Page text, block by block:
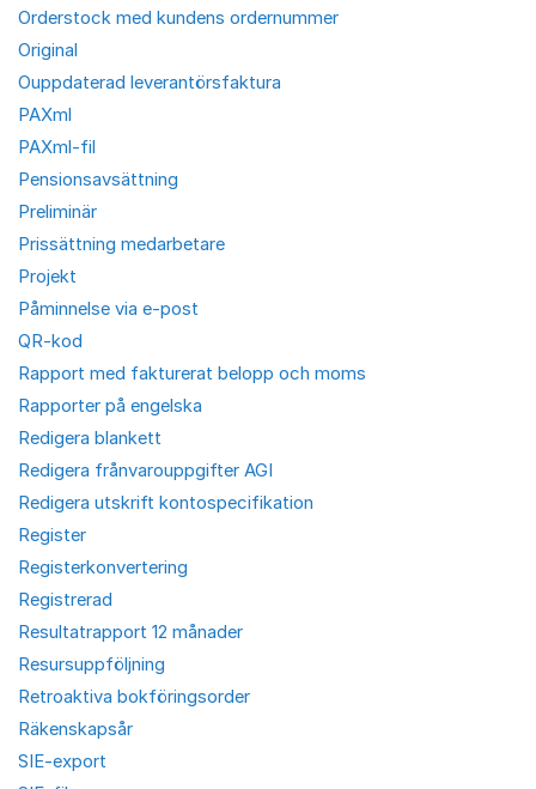
Orderstock med kundens ordernummer
Original
Ouppdaterad leverantörsfaktura
PAXml
PAXml-fil
Pensionsavsättning
Preliminär
Prissättning medarbetare
Projekt
Påminnelse via e-post
QR-kod
Rapport med fakturerat belopp och moms
Rapporter på engelska
Redigera blankett
Redigera frånvarouppgifter AGI
Redigera utskrift kontospecifikation
Register
Registerkonvertering
Registrerad
Resultatrapport 12 månader
Resursuppföljning
Retroaktiva bokföringsorder
Räkenskapsår
SIE-export